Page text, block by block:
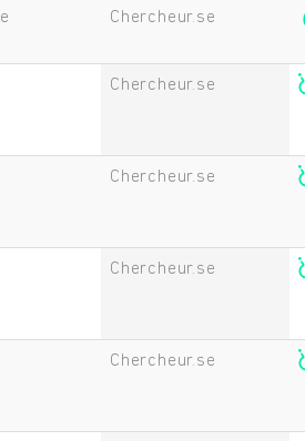
Chercheur.se
Chercheur.se
Chercheur.se
Chercheur.se
Chercheur.se